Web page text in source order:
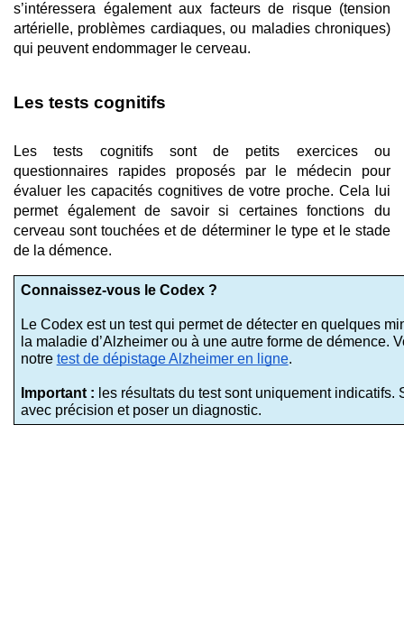
s’intéressera également aux facteurs de risque (tension
artérielle, problèmes cardiaques, ou maladies chroniques)
qui peuvent endommager le cerveau.
Les tests cognitifs
Les tests cognitifs sont de petits exercices ou
questionnaires rapides proposés par le médecin pour
évaluer les capacités cognitives de votre proche. Cela lui
permet également de savoir si certaines fonctions du
cerveau sont touchées et de déterminer le type et le stade
de la démence.
Connaissez-vous le Codex ?
Le Codex est un test qui permet de détecter en quelques
la maladie d’Alzheimer ou à une autre forme de démence.
notre test de dépistage Alzheimer en ligne.
Important : les résultats du test sont uniquement
avec précision et poser un diagnostic.